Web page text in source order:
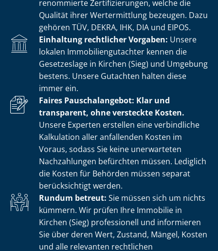
renommierte Zer­ti­fi­zie­run­gen, welche die
Qualität ihrer Wertermittlung bezeugen. Dazu
gehören TÜV, DEKRA, IHK, DIA und EIPOS.
Einhaltung rechtlicher Vorgaben: Unsere
lokalen Im­mo­bi­li­en­gut­ach­ter kennen die
Gesetzeslage in Kirchen (Sieg) und Umgebung
bestens. Unsere Gutachten halten diese
immer ein.
Faires Pauschalangebot: Klar und
transparent, ohne versteckte Kosten.
Unsere Experten erstellen eine verbindliche
Kalkulation aller anfallenden Kosten im
Voraus, sodass Sie keine unerwarteten
Nachzahlungen befürchten müssen. Lediglich
die Kosten für Behörden müssen separat
berücksichtigt werden.
Rundum betreut: Sie müssen sich um nichts
kümmern. Wir prüfen Ihre Immobilie in
Kirchen (Sieg) professionell und informieren
Sie über deren Wert, Zustand, Mängel, Kosten
und alle relevanten rechtlichen